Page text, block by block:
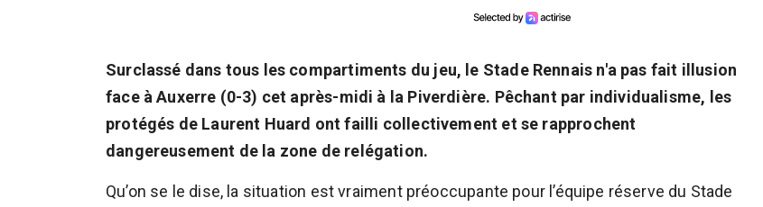
Surclassé dans tous les compartiments du jeu, le Stade Rennais n'a pas fait illusion
face à Auxerre (0-3) cet après-midi à la Piverdière. Pêchant par individualisme, les
protégés de Laurent Huard ont failli collectivement et se rapprochent
dangereusement de la zone de relégation.
Qu’on se le dise, la situation est vraiment préoccupante pour l’équipe réserve du Stade